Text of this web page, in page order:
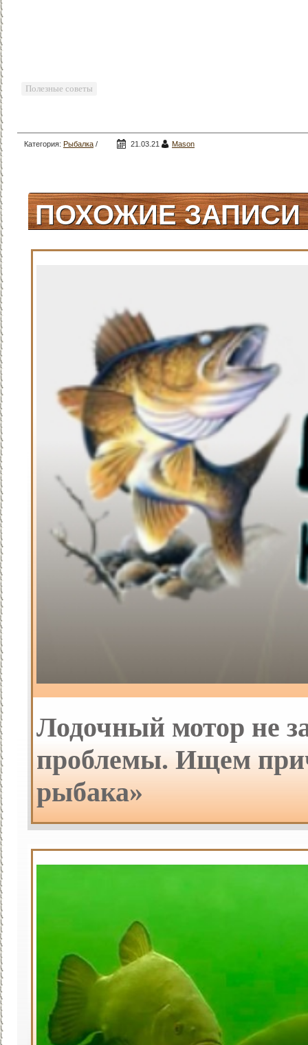
Полезные советы
Категория: Рыбалка /
21.03.21 Mason
ПОХОЖИЕ ЗАПИСИ
Лодочный мотор не
проблемы. Ищем
рыбака»